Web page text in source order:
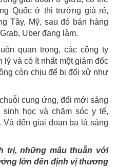
Quốc ở thị trường giá rẻ,
Tây, Mỹ, sau đó bán hàng
Uber đang làm.
quan trọng, các công ty
lý và có ít nhất một giám đốc
còn chịu để bị đối xử như
cung ứng, đổi mới sáng
học và chăm sóc y tế,
đến giai đoạn ba là sáng
trị, những mâu thuẫn với
lớn đến định vị thương